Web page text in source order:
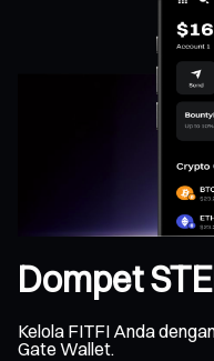
Dompet
Kelola FITFI Anda
Gate Wallet.